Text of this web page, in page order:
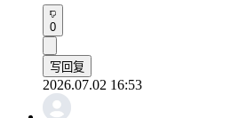
0
写回复
2026.07.02 16:53